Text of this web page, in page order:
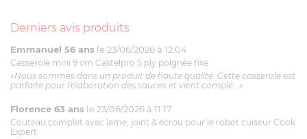
Derniers avis produits
Emmanuel 56 ans le 23/06/2026 à 12:04
Casserole mini 9 cm Castelpro 5 ply poignée fixe
«Nous sommes dans un produit de haute qualité. Cette casserole est
parfaite pour l'élaboration des sauces et vient complé...»
Florence 63 ans le 23/06/2026 à 11:17
Couteau complet avec lame, joint & écrou pour le robot cuiseur Cook
Expert